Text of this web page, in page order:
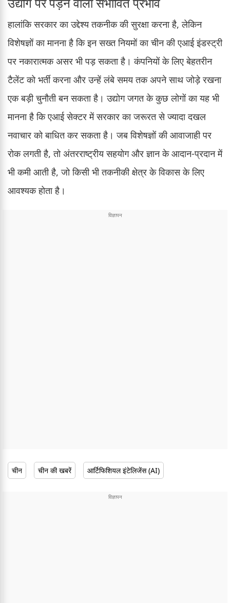
हालांकि सरकार का उद्देश्य तकनीक की सुरक्षा करना है, लेकिन
विशेषज्ञों का मानना है कि इन सख्त नियमों का चीन की एआई इंडस्ट्री
पर नकारात्मक असर भी पड़ सकता है। कंपनियों के लिए बेहतरीन
टैलेंट को भर्ती करना और उन्हें लंबे समय तक अपने साथ जोड़े रखना
एक बड़ी चुनौती बन सकता है। उद्योग जगत के कुछ लोगों का यह भी
मानना है कि एआई सेक्टर में सरकार का जरूरत से ज्यादा दखल
नवाचार को बाधित कर सकता है। जब विशेषज्ञों की आवाजाही पर
रोक लगती है, तो अंतरराष्ट्रीय सहयोग और ज्ञान के आदान-प्रदान में
भी कमी आती है, जो किसी भी तकनीकी क्षेत्र के विकास के लिए
आवश्यक होता है।
चीन चीन की खबरें आर्टिफिशियल इंटेलिजेंस (AI)